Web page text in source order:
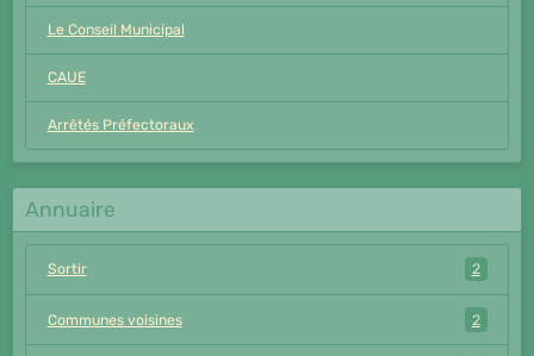
Le Conseil Municipal
CAUE
Arrêtés Préfectoraux
Annuaire
Sortir 2
Communes voisines 2